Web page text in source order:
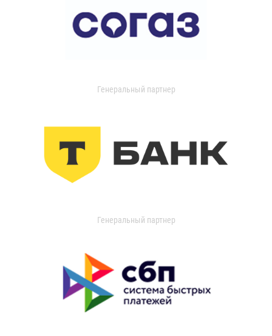
Генеральный партнер
Генеральный партнер